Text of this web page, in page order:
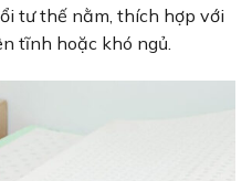
tư thế nằm, thích hợp với
tĩnh hoặc khó ngủ.